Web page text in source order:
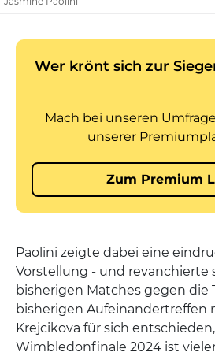
Paolini zeigte dabei eine
Vorstellung - und revanchierte
bisherigen Matches gegen die
bisherigen Aufeinandertreffen
Krejcikova für sich
Wimbledonfinale 2024 ist